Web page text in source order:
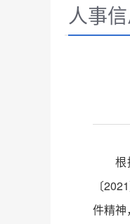
人事
根
〔
件精神